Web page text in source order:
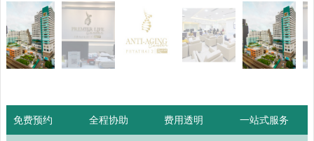
免费预约 全程协助 费用透明 一站式服务